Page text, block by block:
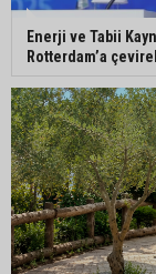
Enerji ve Tabii
Rotterdam’a